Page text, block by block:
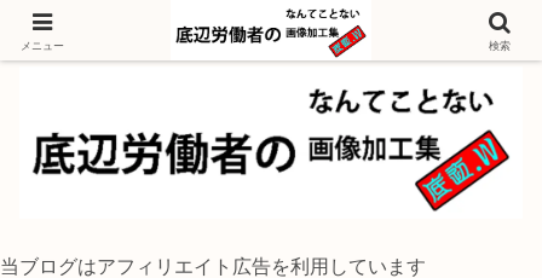
独身底辺おじさんが風景写真をイラスト風に加工するブログ
当ブログはアフィリエイト広告を利用しています
メニュー 検索